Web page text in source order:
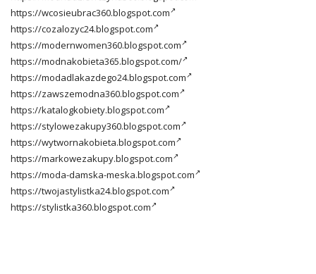
https://wcosieubrac360.blogspot.com
https://cozalozyc24.blogspot.com
https://modernwomen360.blogspot.com
https://modnakobieta365.blogspot.com/
https://modadlakazdego24.blogspot.com
https://zawszemodna360.blogspot.com
https://katalogkobiety.blogspot.com
https://stylowezakupy360.blogspot.com
https://wytwornakobieta.blogspot.com
https://markowezakupy.blogspot.com
https://moda-damska-meska.blogspot.com
https://twojastylistka24.blogspot.com
https://stylistka360.blogspot.com